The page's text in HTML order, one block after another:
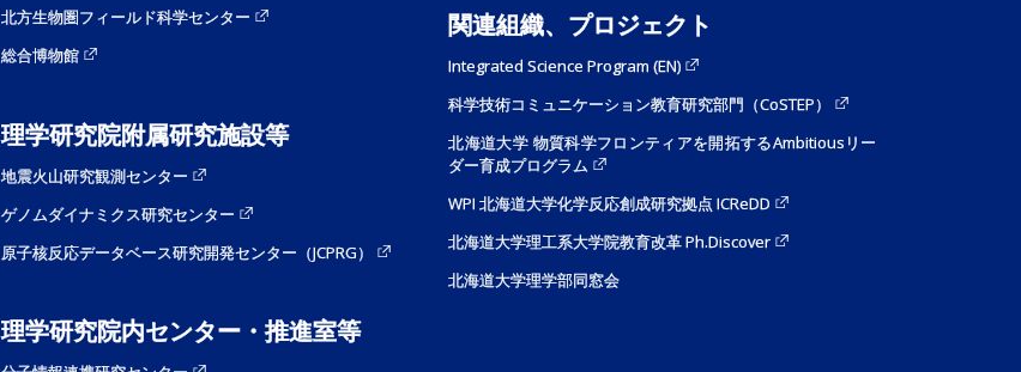
北方生物圏フィールド科学センター
総合博物館
理学研究院附属研究施設等
地震火山研究観測センター
ゲノムダイナミクス研究センター
原子核反応データベース研究開発センター（JCPRG）
理学研究院内センター・推進室等
関連組織、プロジェクト
Integrated Science Program (EN)
科学技術コミュニケーション教育研究部門（CoSTEP）
北海道大学 物質科学フロンティアを開拓するAmbitiousリー
ダー育成プログラム
WPI 北海道大学化学反応創成研究拠点 ICReDD
北海道大学理工系大学院教育改革 Ph.Discover
北海道大学理学部同窓会